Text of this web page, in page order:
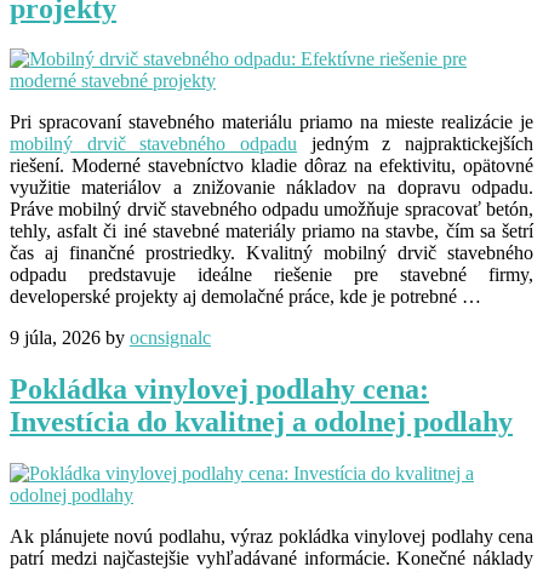
projekty
Pri spracovaní stavebného materiálu priamo na mieste realizácie je
mobilný drvič stavebného odpadu jedným z najpraktickejších
riešení. Moderné stavebníctvo kladie dôraz na efektivitu, opätovné
využitie materiálov a znižovanie nákladov na dopravu odpadu.
Práve mobilný drvič stavebného odpadu umožňuje spracovať betón,
tehly, asfalt či iné stavebné materiály priamo na stavbe, čím sa šetrí
čas aj finančné prostriedky. Kvalitný mobilný drvič stavebného
odpadu predstavuje ideálne riešenie pre stavebné firmy,
developerské projekty aj demolačné práce, kde je potrebné …
9 júla, 2026 by ocnsignalc
Pokládka vinylovej podlahy cena:
Investícia do kvalitnej a odolnej podlahy
Ak plánujete novú podlahu, výraz pokládka vinylovej podlahy cena
patrí medzi najčastejšie vyhľadávané informácie. Konečné náklady